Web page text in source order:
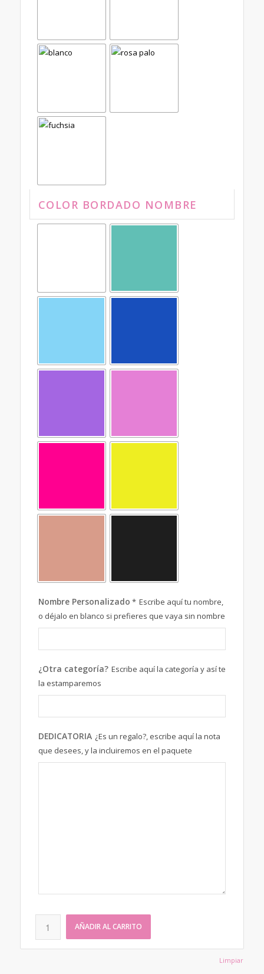
COLOR BORDADO NOMBRE
Limpiar
Nombre Personalizado * Escribe aquí tu nombre,
o déjalo en blanco si prefieres que vaya sin nombre
¿Otra categoría? Escribe aquí la categoría y así te
la estamparemos
DEDICATORIA ¿Es un regalo?, escribe aquí la nota
que desees, y la incluiremos en el paquete
AÑADIR AL CARRITO